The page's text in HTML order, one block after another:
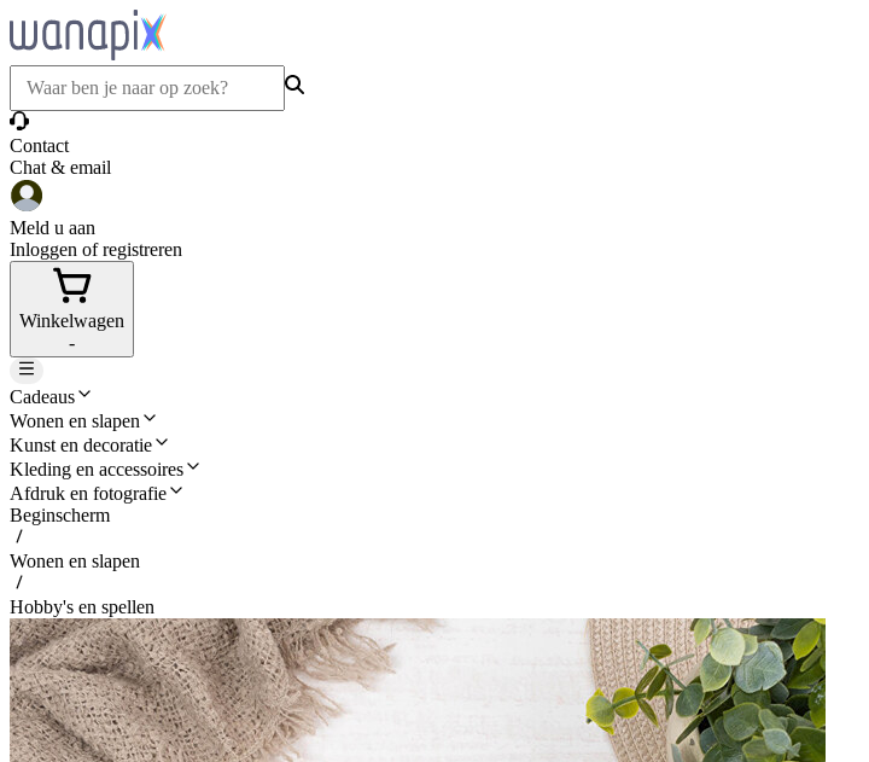
Contact
Chat & email
Meld u aan
Inloggen of registreren
Winkelwagen
-
Cadeaus
Wonen en slapen
Kunst en decoratie
Kleding en accessoires
Afdruk en fotografie
Beginscherm
Wonen en slapen
Hobby's en spellen